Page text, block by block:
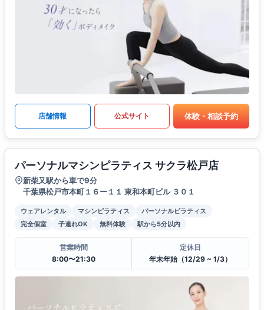
店舗情報 公式サイト 体験・相談予約
パーソナルマシンピラティス サクラ松戸店
新柴又駅から車で9分
千葉県松戸市本町１６ー１１ 東和本町ビル ３０１
ウェアレンタル マシンピラティス
パーソナルピラティス
完全個室
子連れOK 無料体験 駅から5分以内
営業時間
8:00〜21:30
定休日
年末年始（12/29 ~ 1/3）